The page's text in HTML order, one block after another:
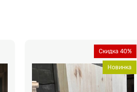
Скидка 40%
Новинка